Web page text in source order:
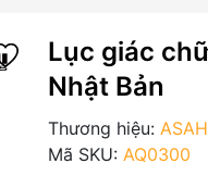
Lục giác
Nhật Bản
Thương hiệu:
Mã SKU: AQ0300